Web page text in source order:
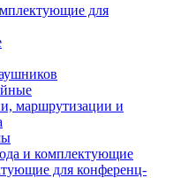
для
маршрутизации и
и комплектующие
для конференц-